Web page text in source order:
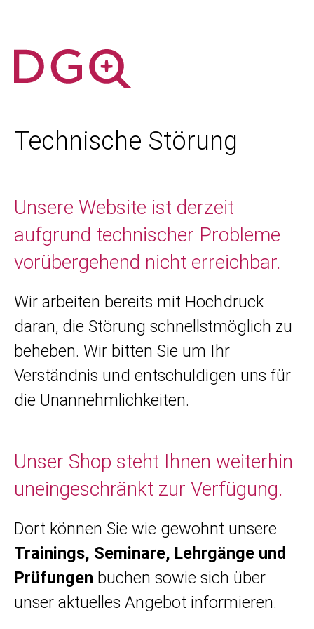
Technische Störung
Unsere Website ist derzeit
aufgrund technischer Probleme
vorübergehend nicht erreichbar.
Wir arbeiten bereits mit Hochdruck
daran, die Störung schnellstmöglich zu
beheben. Wir bitten Sie um Ihr
Verständnis und entschuldigen uns für
die Unannehmlichkeiten.
Unser Shop steht Ihnen weiterhin
uneingeschränkt zur Verfügung.
Dort können Sie wie gewohnt unsere
Trainings, Seminare, Lehrgänge und
Prüfungen buchen sowie sich über
unser aktuelles Angebot informieren.